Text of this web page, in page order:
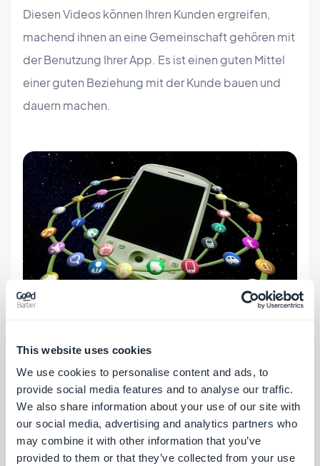
This website uses cookies
We use cookies to personalise content and ads, to
provide social media features and to analyse our traffic.
We also share information about your use of our site with
our social media, advertising and analytics partners who
may combine it with other information that you’ve
provided to them or that they’ve collected from your use
Diesen Videos können Ihren Kunden ergreifen,
machend ihnen an eine Gemeinschaft gehören mit
der Benutzung Ihrer App. Es ist einen guten Mittel
einer guten Beziehung mit der Kunde bauen und
dauern machen.
(sich) Identifizieren/Identify
(yourself)
Mehrere Benutzer mögen die Person, die hinter der